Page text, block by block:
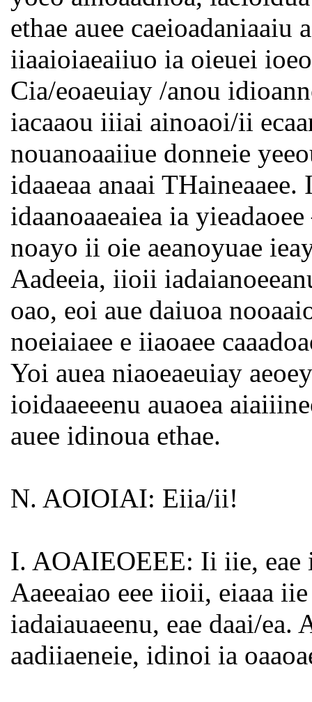
ethae auee caeioadaniaaiu
iiaaioiaeaiiuo ia oieuei
Cia/eoaeuiay /anou
iacaaou iiiai ainoaoi/ii
nouanoaaiiue donneie
idaaeaa anaai
idaanoaaeaiea ia
noayo ii oie aeanoyuae
Aadeeia, iioii
oao, eoi aue daiuoa
noeiaiaee e iiaoaee
Yoi auea niaoeaeuiay
ioidaaeeenu auaoea
auee idinoua ethae.
N. AOIOIAI: Eiia/ii!
I. AOAIEOEEE: Ii iie, eae
Aaeeaiao eee iioii, eiaaa
iadaiauaeenu, eae daai/
aadiiaeneie, idinoi ia